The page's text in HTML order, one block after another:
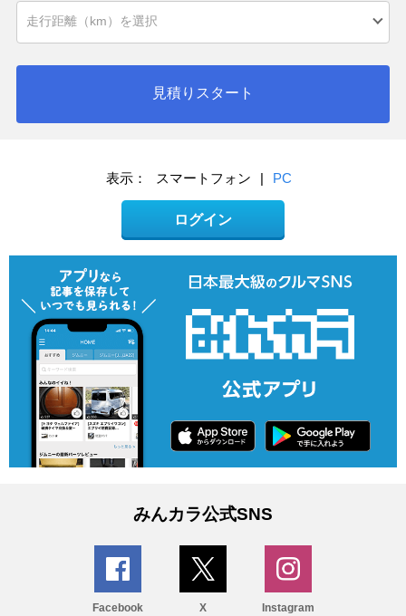
見積りスタート
表示： スマートフォン | PC
ログイン
みんカラ公式SNS
Facebook X Instagram